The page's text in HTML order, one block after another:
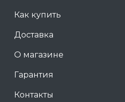
Как купить
Доставка
О магазине
Гарантия
Контакты